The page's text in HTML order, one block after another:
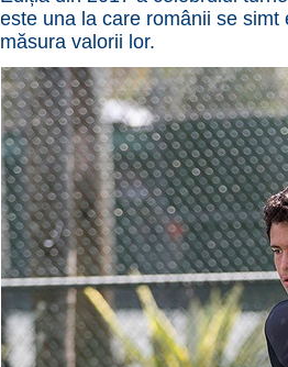
este una la care românii se
măsura valorii lor.